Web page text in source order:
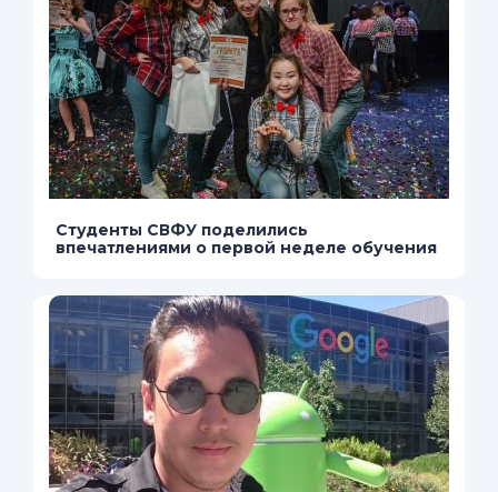
Студенты СВФУ поделились
впечатлениями о первой неделе обучения